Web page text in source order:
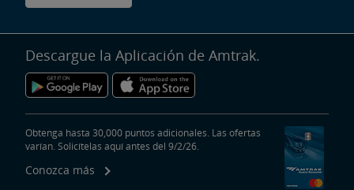
Descargue la Aplicación de Amtrak.
Obtenga hasta 30,000 puntos adicionales. Las ofertas
varían. Solicítelas aquí antes del 9/2/26.
Conozca más